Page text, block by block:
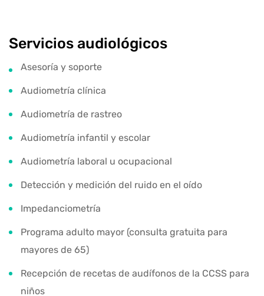
Servicios audiológicos
Asesoría y soporte
Audiometría clínica
Audiometría de rastreo
Audiometría infantil y escolar
Audiometría laboral u ocupacional
Detección y medición del ruido en el oído
Impedanciometría
Programa adulto mayor (consulta gratuita para
mayores de 65)
Recepción de recetas de audífonos de la CCSS para
niños